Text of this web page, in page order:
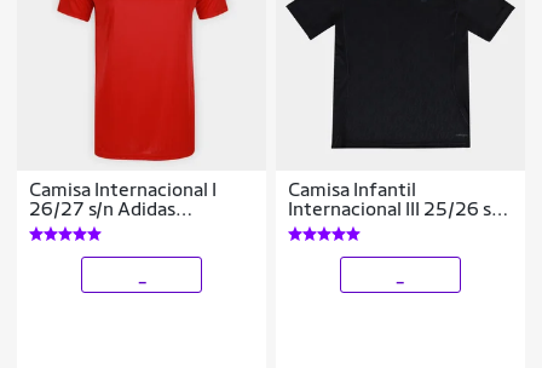
Camisa Internacional I
26/27 s/n Adidas
Feminina
Camisa Infantil
Internacional III 25/26 s/n
Torcedor